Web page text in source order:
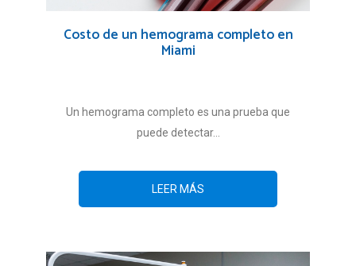
Costo de un hemograma completo en
Miami
Un hemograma completo es una prueba que
puede detectar...
LEER MÁS